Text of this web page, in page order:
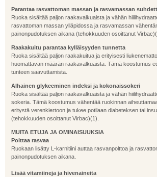
Parantaa rasvattoman massan ja rasvamassan
Ruoka sisältää paljon raakavalkuaista ja vähän
rasvattoman massan ylläpidossa ja rasvamassan
painonpudotuksen aikana (tehokkuuden osoittanut
Raakakuitu parantaa kylläisyyden tunnetta
Ruoka sisältää paljon raakakuitua ja erityisesti
huomattavan määrän raakavalkuaista. Tämä koostumus
tunteen saavuttamista.
Alhainen glykeeminen indeksi ja kokonaissokeri
Ruoka sisältää paljon raakavalkuaista ja vähän
sokeria. Tämä koostumus vähentää ruokinnan
eritystä verenkiertoon ja tukee potilaan diabeteksen tai
(tehokkuuden osoittanut Virbac)(1).
MUITA ETUJA JA OMINAISUUKSIA
Polttaa rasvaa
Ruokaan lisätty L-karnitiini auttaa rasvanpolttoa ja
painonpudotuksen aikana.
Lisää vitamiineja ja hivenaineita